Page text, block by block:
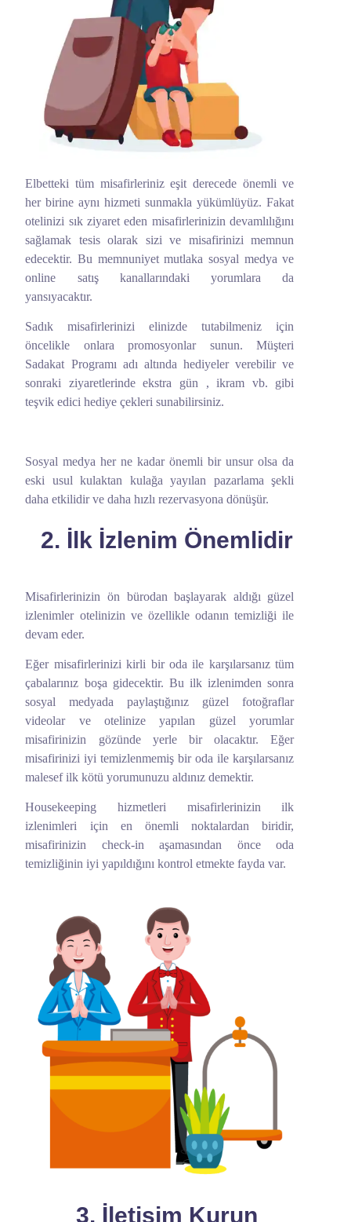
Elbetteki tüm misafirleriniz eşit derecede önemli ve
her birine aynı hizmeti sunmakla yükümlüyüz. Fakat
otelinizi sık ziyaret eden misafirlerinizin devamlılığını
sağlamak tesis olarak sizi ve misafirinizi memnun
edecektir. Bu memnuniyet mutlaka sosyal medya ve
online satış kanallarındaki yorumlara da
yansıyacaktır.
Sadık misafirlerinizi elinizde tutabilmeniz için
öncelikle onlara promosyonlar sunun. Müşteri
Sadakat Programı adı altında hediyeler verebilir ve
sonraki ziyaretlerinde ekstra gün , ikram vb. gibi
teşvik edici hediye çekleri sunabilirsiniz.
Sosyal medya her ne kadar önemli bir unsur olsa da
eski usul kulaktan kulağa yayılan pazarlama şekli
daha etkilidir ve daha hızlı rezervasyona dönüşür.
2. İlk İzlenim Önemlidir
Misafirlerinizin ön bürodan başlayarak aldığı güzel
izlenimler otelinizin ve özellikle odanın temizliği ile
devam eder.
Eğer misafirlerinizi kirli bir oda ile karşılarsanız tüm
çabalarınız boşa gidecektir. Bu ilk izlenimden sonra
sosyal medyada paylaştığınız güzel fotoğraflar
videolar ve otelinize yapılan güzel yorumlar
misafirinizin gözünde yerle bir olacaktır. Eğer
misafirinizi iyi temizlenmemiş bir oda ile karşılarsanız
malesef ilk kötü yorumunuzu aldınız demektir.
Housekeeping hizmetleri misafirlerinizin ilk
izlenimleri için en önemli noktalardan biridir,
misafirinizin check-in aşamasından önce oda
temizliğinin iyi yapıldığını kontrol etmekte fayda var.
3. İletişim Kurun